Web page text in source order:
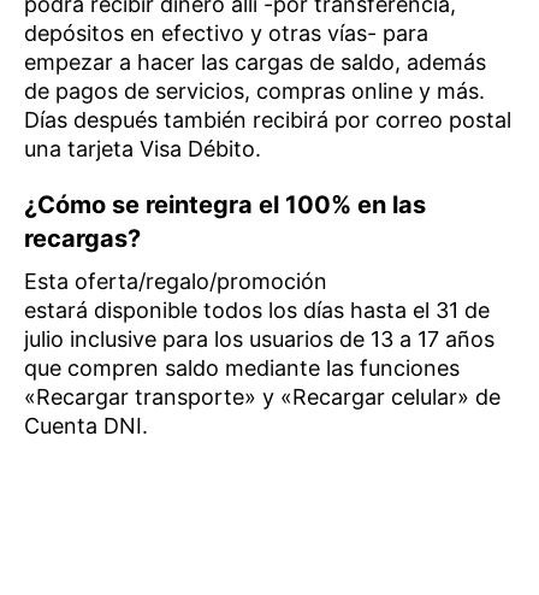
depósitos en efectivo y otras vías- para
empezar a hacer las cargas de saldo, además
de pagos de servicios, compras online y más.
Días después también recibirá por correo postal
una tarjeta Visa Débito.
¿Cómo se reintegra el 100% en las
recargas?
Esta oferta/regalo/promoción
estará disponible todos los días hasta el 31 de
julio inclusive para los usuarios de 13 a 17 años
que compren saldo mediante las funciones
«Recargar transporte» y «Recargar celular» de
Cuenta DNI.